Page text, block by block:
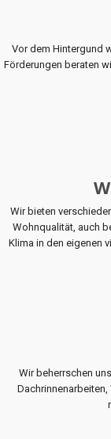
Vor dem Hintergund
Förderungen beraten
Wir bieten
Wohnqualität, auch
Klima in den eigenen
Wir beherrschen